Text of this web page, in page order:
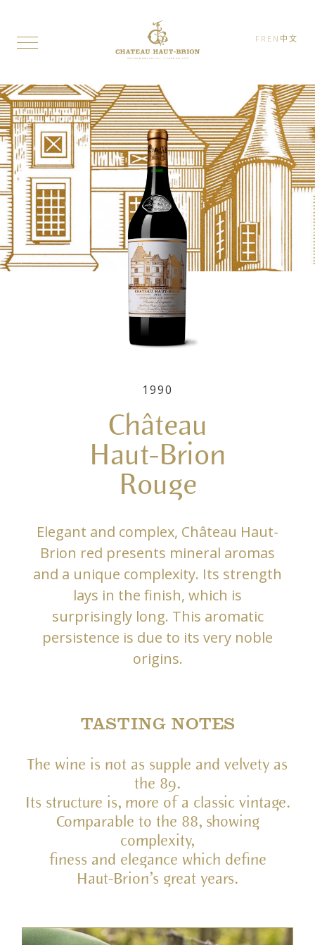
FR EN 中文
1990
Château
Haut-Brion
Rouge
Elegant and complex, Château Haut-
Brion red presents mineral aromas
and a unique complexity. Its strength
lays in the finish, which is
surprisingly long. This aromatic
persistence is due to its very noble
origins.
TASTING NOTES
The wine is not as supple and velvety as
the 89.
Its structure is, more of a classic vintage.
Comparable to the 88, showing
complexity,
finess and elegance which define
Haut-Brion’s great years.